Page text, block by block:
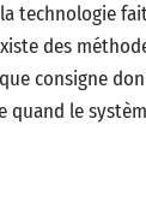
technologie
des
consigne
quand le